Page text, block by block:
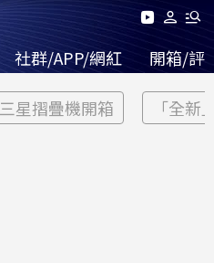
社群/APP/網紅 開箱/評
三星摺疊機開箱 「全新